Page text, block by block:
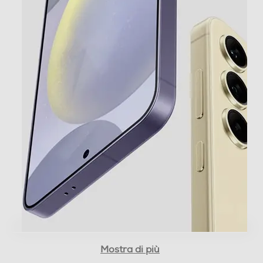
Versione sistema operativo
Core processore
10 Core
Velocità del processore in GHz
3,2
Descrizione processore
Processore Deca Core Exnos 2400 (One Core 3.2GHz +
Dual Core 2.9GHz + Triple Core 2.6GHz + Quad Core
1.95GHz)
Mostra di più